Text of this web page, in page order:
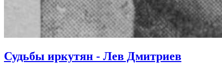
Судьбы иркутян - Лев Дмитриев